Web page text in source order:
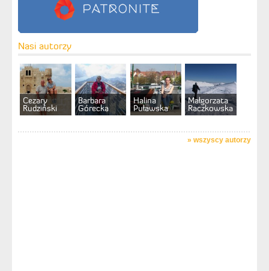
Nasi autorzy
Cezary
Rudziński
Barbara
Górecka
Halina
Puławska
Małgorzata
Raczkowska
» wszyscy autorzy